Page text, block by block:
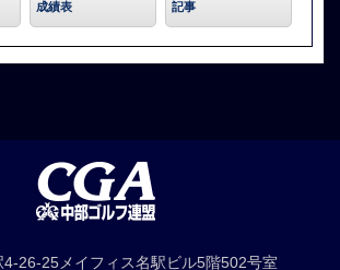
成績表 記事
26-25メイフィス名駅ビル5階502号室